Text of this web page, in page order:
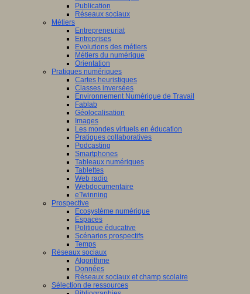
Publication
Réseaux sociaux
Métiers
Entrepreneuriat
Entreprises
Evolutions des métiers
Métiers du numérique
Orientation
Pratiques numériques
Cartes heuristiques
Classes inversées
Environnement Numérique de Travail
Fablab
Géolocalisation
Images
Les mondes virtuels en éducation
Pratiques collaboratives
Podcasting
Smartphones
Tableaux numériques
Tablettes
Web radio
Webdocumentaire
eTwinning
Prospective
Ecosystème numérique
Espaces
Politique éducative
Scénarios prospectifs
Temps
Réseaux sociaux
Algorithme
Données
Réseaux sociaux et champ scolaire
Sélection de ressources